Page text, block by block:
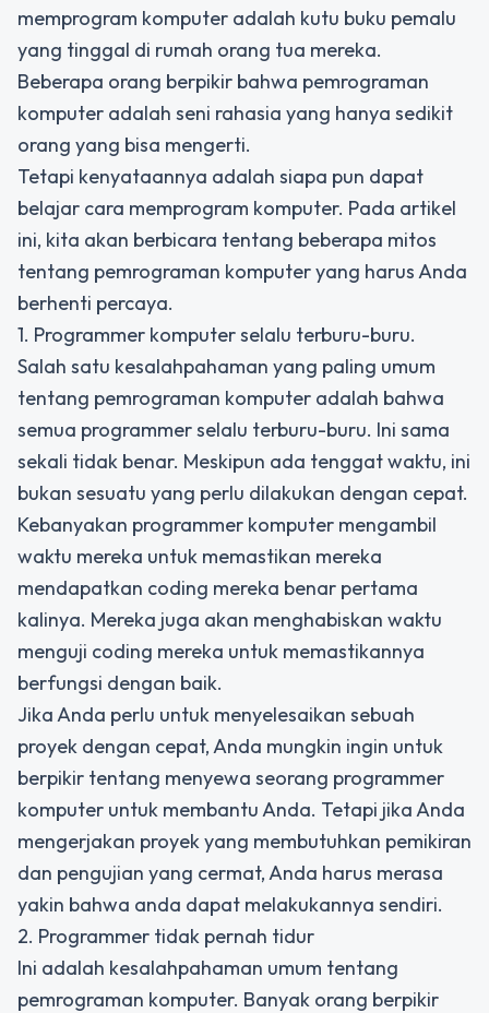
memprogram komputer adalah kutu buku pemalu
yang tinggal di rumah orang tua mereka.
Beberapa orang berpikir bahwa pemrograman
komputer adalah seni rahasia yang hanya sedikit
orang yang bisa mengerti.
Tetapi kenyataannya adalah siapa pun dapat
belajar cara memprogram komputer. Pada artikel
ini, kita akan berbicara tentang beberapa mitos
tentang pemrograman komputer yang harus Anda
berhenti percaya.
1. Programmer komputer selalu terburu-buru.
Salah satu kesalahpahaman yang paling umum
tentang pemrograman komputer adalah bahwa
semua programmer selalu terburu-buru. Ini sama
sekali tidak benar. Meskipun ada tenggat waktu, ini
bukan sesuatu yang perlu dilakukan dengan cepat.
Kebanyakan programmer komputer mengambil
waktu mereka untuk memastikan mereka
mendapatkan coding mereka benar pertama
kalinya. Mereka juga akan menghabiskan waktu
menguji coding mereka untuk memastikannya
berfungsi dengan baik.
Jika Anda perlu untuk menyelesaikan sebuah
proyek dengan cepat, Anda mungkin ingin untuk
berpikir tentang menyewa seorang programmer
komputer untuk membantu Anda. Tetapi jika Anda
mengerjakan proyek yang membutuhkan pemikiran
dan pengujian yang cermat, Anda harus merasa
yakin bahwa anda dapat melakukannya sendiri.
2. Programmer tidak pernah tidur
Ini adalah kesalahpahaman umum tentang
pemrograman komputer. Banyak orang berpikir